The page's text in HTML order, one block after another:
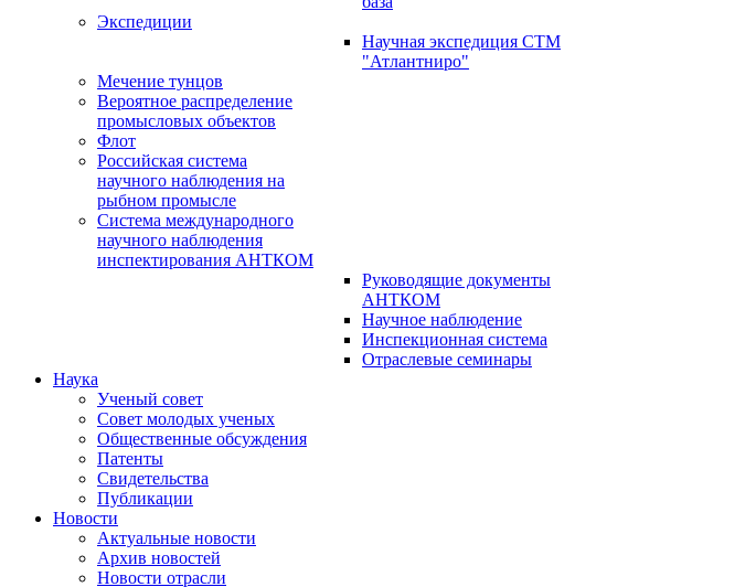
Экспедиции
Научная экспедиция СТМ
"Атлантниро"
Мечение тунцов
Вероятное распределение
промысловых объектов
Флот
Российская система
научного наблюдения на
рыбном промысле
Система международного
научного наблюдения
инспектирования АНТКОМ
Руководящие документы
АНТКОМ
Научное наблюдение
Инспекционная система
Отраслевые семинары
Наука
Ученый совет
Совет молодых ученых
Общественные обсуждения
Патенты
Свидетельства
Публикации
Новости
Актуальные новости
Архив новостей
Новости отрасли